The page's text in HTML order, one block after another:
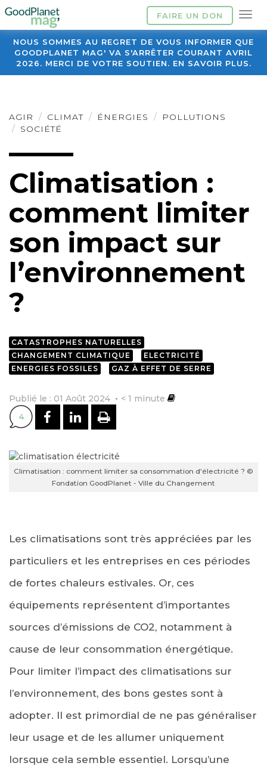
FAIRE UN DON
NOUS SOMMES AU REGRET DE VOUS INFORMER QUE
GOODPLANET MAG' VA S'ARRÊTER COURANT AVRIL
2026. MERCI DE VOTRE SOUTIEN. EN SAVOIR PLUS.
AGIR CLIMAT ÉNERGIES
POLLUTIONS
SOCIÉTÉ
Climatisation :
comment limiter
son impact sur
l’environnement
?
CATASTROPHES NATURELLES
CHANGEMENT CLIMATIQUE
ELECTRICITÉ
ENERGIES FOSSILES
GAZ À EFFET DE SERRE
Publié le : 01 Août 2024 < 1 minute
4 PARTAGER SUR FACEBOOK
PARTAGER SUR
IMPRIMER
Climatisation : comment limiter sa consommation d'électricité ? ©
Fondation GoodPlanet - Ville du Changement
Les climatisations sont très appréciées par les
particuliers et les entreprises en ces périodes
de fortes chaleurs estivales. Or, ces
équipements représentent d’importantes
sources d’émissions de CO2, notamment à
cause de leur consommation énergétique.
Pour limiter l’impact des climatisations sur
l’environnement, des bons gestes sont à
adopter. Il est primordial de ne pas généraliser
leur usage et de les allumer uniquement
lorsque cela semble essentiel. Lorsqu’une